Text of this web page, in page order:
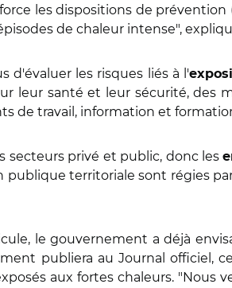
les dispositions de
de chaleur intense",
d'évaluer les risques liés à l'
leur santé et leur sécurité, des
de travail, information et
secteurs privé et public, donc les
territoriale sont régies
le gouvernement a déjà
publiera au Journal officiel,
aux fortes chaleurs.